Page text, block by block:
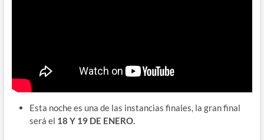
Esta noche es una de las instancias finales, la gran final
será el 18 Y 19 DE ENERO.